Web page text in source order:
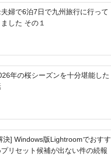
婦で6泊7日で九州旅行に行って
した その１
年の桜シーズンを十分堪能した
決] Windows版Lightroomでおすす
リセット候補が出ない件の続報